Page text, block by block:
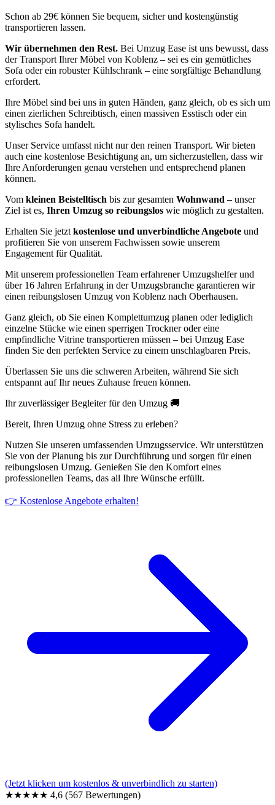
Schon ab 29€ können Sie bequem, sicher und kostengünstig
transportieren lassen.
Wir übernehmen den Rest. Bei Umzug Ease ist uns bewusst, dass
der Transport Ihrer Möbel von Koblenz – sei es ein gemütliches
Sofa oder ein robuster Kühlschrank – eine sorgfältige Behandlung
erfordert.
Ihre Möbel sind bei uns in guten Händen, ganz gleich, ob es sich um
einen zierlichen Schreibtisch, einen massiven Esstisch oder ein
stylisches Sofa handelt.
Unser Service umfasst nicht nur den reinen Transport. Wir bieten
auch eine kostenlose Besichtigung an, um sicherzustellen, dass wir
Ihre Anforderungen genau verstehen und entsprechend planen
können.
Vom kleinen Beistelltisch bis zur gesamten Wohnwand – unser
Ziel ist es, Ihren Umzug so reibungslos wie möglich zu gestalten.
Erhalten Sie jetzt kostenlose und unverbindliche Angebote und
profitieren Sie von unserem Fachwissen sowie unserem
Engagement für Qualität.
Mit unserem professionellen Team erfahrener Umzugshelfer und
über 16 Jahren Erfahrung in der Umzugsbranche garantieren wir
einen reibungslosen Umzug von Koblenz nach Oberhausen.
Ganz gleich, ob Sie einen Komplettumzug planen oder lediglich
einzelne Stücke wie einen sperrigen Trockner oder eine
empfindliche Vitrine transportieren müssen – bei Umzug Ease
finden Sie den perfekten Service zu einem unschlagbaren Preis.
Überlassen Sie uns die schweren Arbeiten, während Sie sich
entspannt auf Ihr neues Zuhause freuen können.
Ihr zuverlässiger Begleiter für den Umzug 🚚
Bereit, Ihren Umzug ohne Stress zu erleben?
Nutzen Sie unseren umfassenden Umzugsservice. Wir unterstützen
Sie von der Planung bis zur Durchführung und sorgen für einen
reibungslosen Umzug. Genießen Sie den Komfort eines
professionellen Teams, das all Ihre Wünsche erfüllt.
👉 Kostenlose Angebote erhalten!
(Jetzt klicken um kostenlos & unverbindlich zu starten)
★★★★★ 4,6 (567 Bewertungen)